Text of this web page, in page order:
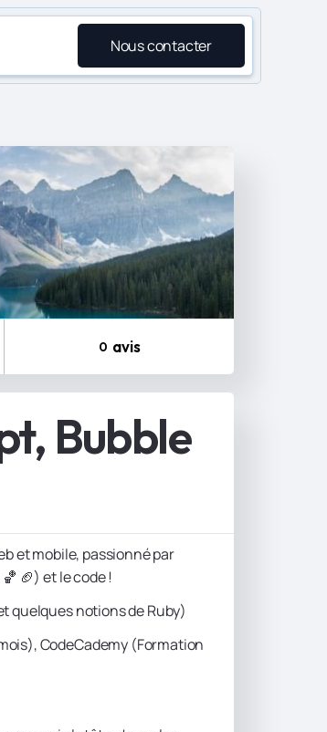
Nous contacter
0 avis
Bubble
et mobile, passionné par
🏈) et le code !
quelques notions de Ruby)
CodeCademy (Formation